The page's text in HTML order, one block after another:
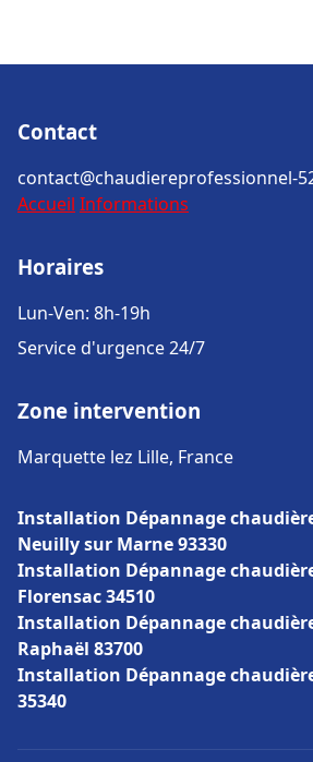
Contact
contact@chaudiereprofessionnel-
Accueil Informations
Horaires
Lun-Ven: 8h-19h
Service d'urgence 24/7
Zone intervention
Marquette lez Lille, France
Installation Dépannage
Neuilly sur Marne 93330
Installation Dépannage
Florensac 34510
Installation Dépannage
Raphaël 83700
Installation Dépannage
35340